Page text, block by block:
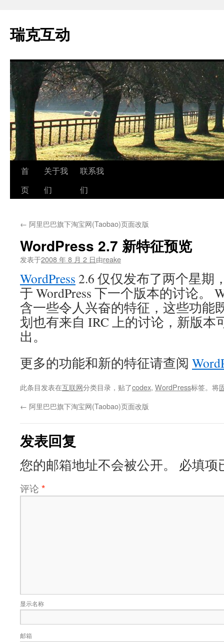
瑞克互动
跳
至
文
首
页
关于我
们
联系我
们
← 阿里巴巴旗下淘宝网(Taobao)页面改版
WordPress 2.7 新特征预览
发表于2008 年 8 月 2 日由reake
WordPress 2.6 仅仅发布了两个星期
于 WordPress 下一个版本的讨论。
含一些令人兴奋的特征，这些功能
划也有来自 IRC 上的讨论，新版本
出。
更多的功能和新的特征请查阅
此条目发表在互联网分类目录，贴了codex, WordPress标签。将
← 阿里巴巴旗下淘宝网(Taobao)页面改版
发表回复
您的邮箱地址不会被公开。 必填项
评论 *
显示名称
邮箱